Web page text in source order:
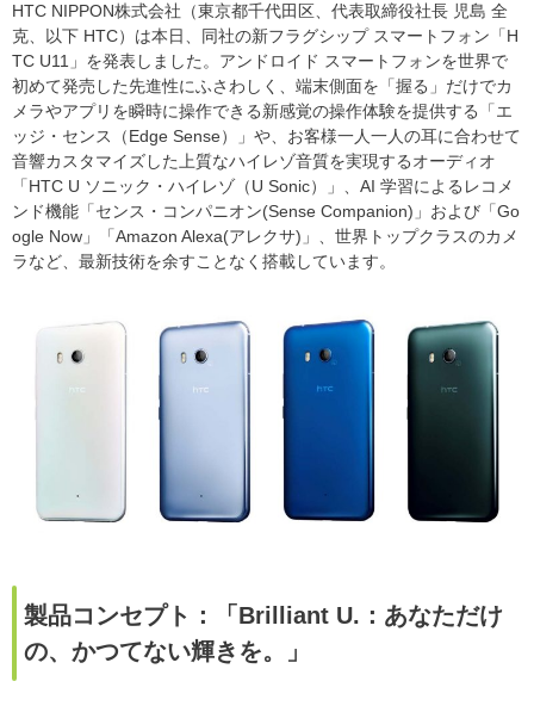
HTC NIPPON株式会社（東京都千代田区、代表取締役社長 児島 全
克、以下 HTC）は本日、同社の新フラグシップ スマートフォン「H
TC U11」を発表しました。アンドロイド スマートフォンを世界で
初めて発売した先進性にふさわしく、端末側面を「握る」だけでカ
メラやアプリを瞬時に操作できる新感覚の操作体験を提供する「エ
ッジ・センス（Edge Sense）」や、お客様一人一人の耳に合わせて
音響カスタマイズした上質なハイレゾ音質を実現するオーディオ
「HTC U ソニック・ハイレゾ（U Sonic）」、AI 学習によるレコメ
ンド機能「センス・コンパニオン(Sense Companion)」および「Go
ogle Now」「Amazon Alexa(アレクサ)」、世界トップクラスのカメ
ラなど、最新技術を余すことなく搭載しています。
製品コンセプト：「Brilliant U.：あなただけ
の、かつてない輝きを。」